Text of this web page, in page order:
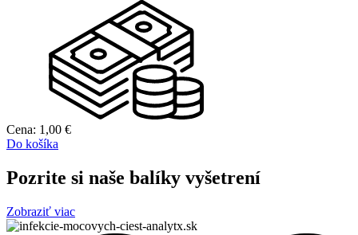
Cena: 1,00 €
Do košíka
Pozrite si naše balíky vyšetrení
Zobraziť viac